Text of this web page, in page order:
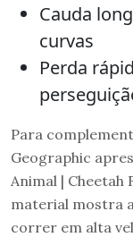
Cauda
curvas
Perda
Para
Geographic
Animal | Cheetah
material mostra
correr em alta